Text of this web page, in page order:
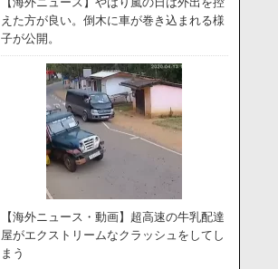
えた方が良い。倒木に車が巻き込まれる様
子が公開。
【海外ニュース・動画】超高速の牛乳配達
屋がエクストリームなクラッシュをしてし
まう